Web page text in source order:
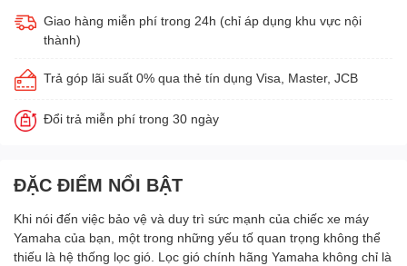
Giao hàng miễn phí trong 24h (chỉ áp dụng khu vực nội
thành)
Trả góp lãi suất 0% qua thẻ tín dụng Visa, Master, JCB
Đổi trả miễn phí trong 30 ngày
ĐẶC ĐIỂM NỔI BẬT
Khi nói đến việc bảo vệ và duy trì sức mạnh của chiếc xe máy
Yamaha của bạn, một trong những yếu tố quan trọng không thể
thiếu là hệ thống lọc gió. Lọc gió chính hãng Yamaha không chỉ là